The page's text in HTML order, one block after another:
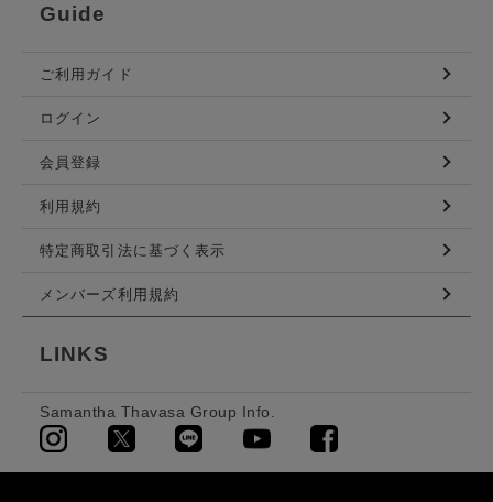
Guide
ご利用ガイド
ログイン
会員登録
利用規約
特定商取引法に基づく表示
メンバーズ利用規約
LINKS
Samantha Thavasa Group Info.